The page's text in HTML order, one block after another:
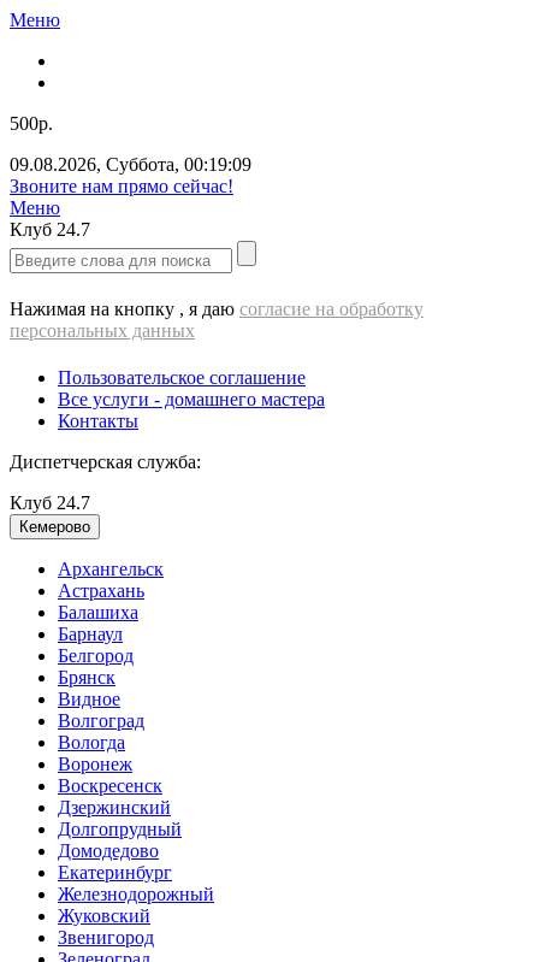
Меню
500р.
09.08.2026, Суббота, 00:19:09
Звоните нам прямо сейчас!
Меню
Клуб 24.7
Нажимая на кнопку , я даю согласие на обработку
персональных данных
Пользовательское соглашение
Все услуги - домашнего мастера
Контакты
Диспетчерская служба:
Клуб 24.7
Кемерово
Архангельск
Астрахань
Балашиха
Барнаул
Белгород
Брянск
Видное
Волгоград
Вологда
Воронеж
Воскресенск
Дзержинский
Долгопрудный
Домодедово
Екатеринбург
Железнодорожный
Жуковский
Звенигород